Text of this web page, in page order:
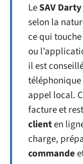
LeSAV Darty
selon la
ce qui
ou
il est
téléphonique
appel local.
facture et
clienten
charge,
commande